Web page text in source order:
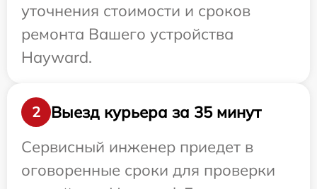
уточнения стоимости и сроков
ремонта Вашего устройства
Hayward.
2
Выезд курьера за 35 минут
Сервисный инженер приедет в
оговоренные сроки для проверки